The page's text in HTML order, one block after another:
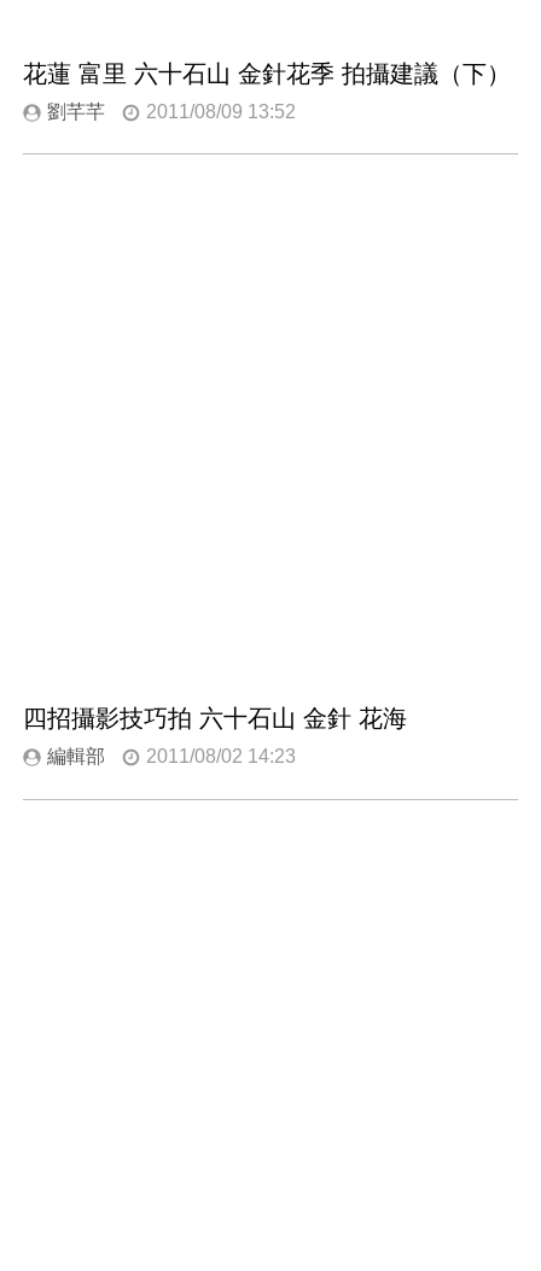
花蓮 富里 六十石山 金針花季 拍攝建議（下）
劉芊芊 2011/08/09 13:52
四招攝影技巧拍 六十石山 金針 花海
編輯部 2011/08/02 14:23